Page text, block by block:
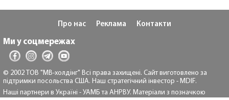
Про нас Реклама Контакти
Ми у соцмережах
© 2002 ТОВ "МВ-холдінг" Всі права захищені. Сайт виготовлено за
підтримки посольства США. Наш стратегічний інвестор - MDIF.
Наші партнери в Україні - УАМБ та АНРВУ. Матеріали з позначкою